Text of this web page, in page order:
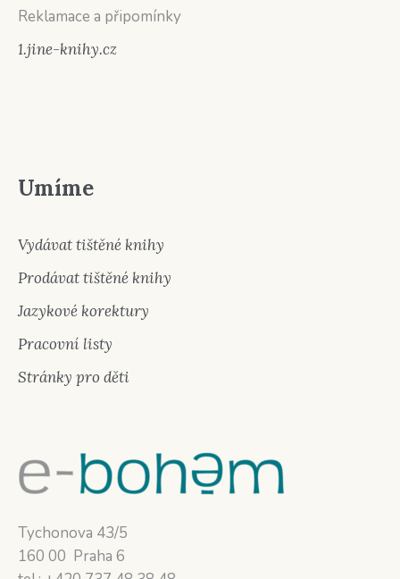
Reklamace a připomínky
1.jine-knihy.cz
Umíme
Vydávat tištěné knihy
Prodávat tištěné knihy
Jazykové korektury
Pracovní listy
Stránky pro děti
Tychonova 43/5
160 00 Praha 6